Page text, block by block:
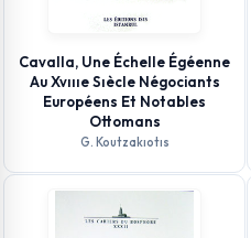
Cavalla, Une Échelle Égéenne
Au Xvıııe Sıècle Négociants
Européens Et Notables
Ottomans
G. Koutzakıotıs